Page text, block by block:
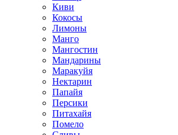
Киви
Кокосы
Лимоны
Манго
Мангостин
Мандарины
Маракуйя
Нектарин
Папайя
Персики
Питахайя
Помело